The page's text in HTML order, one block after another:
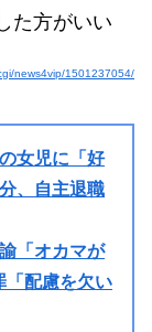
た方がいい
news4vip/1501237054/
女児に「好
、自主退職
「オカマが
配慮を欠い